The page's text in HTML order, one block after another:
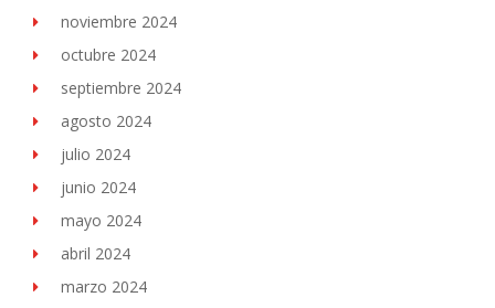
noviembre 2024
octubre 2024
septiembre 2024
agosto 2024
julio 2024
junio 2024
mayo 2024
abril 2024
marzo 2024